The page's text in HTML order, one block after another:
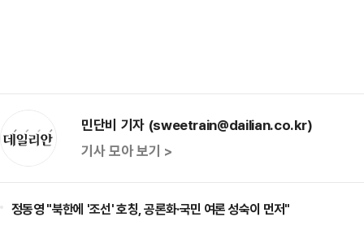
민단비 기자 (sweetrain@dailian.co.kr)
기사 모아 보기 >
정동영 "북한에 '조선' 호칭, 공론화·국민 여론 성숙이 먼저"